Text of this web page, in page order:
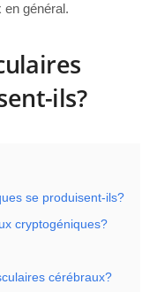
général.
ils?
se produisent-ils?
cryptogéniques?
cérébraux?